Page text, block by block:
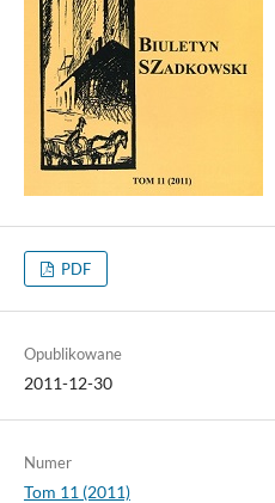
PDF
Opublikowane
2011-12-30
Numer
Tom 11 (2011)